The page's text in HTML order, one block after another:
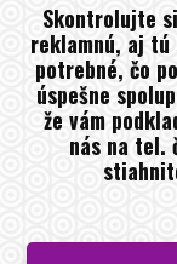
Skontrolujte
reklamnú, aj tú
potrebné, čo
úspešne
že vám
nás na tel.